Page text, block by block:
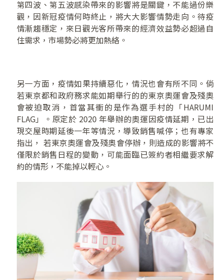
第四波、第五波感染帶來的影響將是關鍵，不能過份樂
觀，因新冠疫情何時終止，將大大影響情勢走向。待疫
情漸趨穩定，來日觀光客所帶來的經濟效益勢必超過自
住需求，市場勢必將更加熱絡。
另一方面，疫情如果持續惡化，情況也會有所不同。倘
若東京都和政府務求能如期舉行的的東京奧運會及殘奧
會被迫取消，首當其衝的是作為選手村的「HARUMI
FLAG」。原定於 2020 年舉辦的奧運因疫情延期，已出
現交屋時期延後一年等情況，導致銷售喊停；也有專家
指出， 若東京奧運會及殘奧會停辦，則造成的影響將不
僅限於銷售日程的變動，可能面臨已簽約者相繼要求解
約的情形，不能掉以輕心。